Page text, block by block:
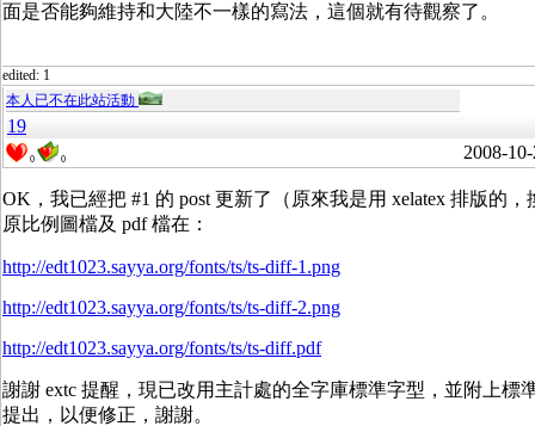
面是否能夠維持和大陸不一樣的寫法，這個就有待觀察了。
edited: 1
本人已不在此站活動
19
0 0 2008-
OK，我已經把 #1 的 post 更新了（原來我是用 xelatex 排版的
原比例圖檔及 pdf 檔在：
http://edt1023.sayya.org/fonts/ts/ts-diff-1.png
http://edt1023.sayya.org/fonts/ts/ts-diff-2.png
http://edt1023.sayya.org/fonts/ts/ts-diff.pdf
謝謝 extc 提醒，現已改用主計處的全字庫標準字型，並附上
提出，以便修正，謝謝。